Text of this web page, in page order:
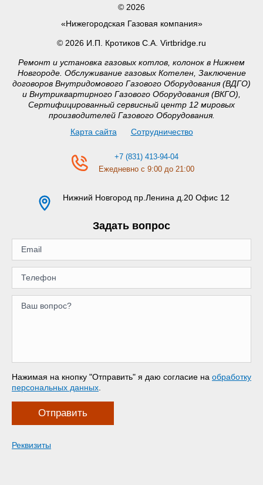
© 2026
«Нижегородская Газовая компания»
© 2026 И.П. Кротиков С.А. Virtbridge.ru
Ремонт и установка газовых котлов, колонок в Нижнем
Новгороде. Обслуживание газовых Котелен, Заключение
договоров Внутридомового Газового Оборудования (ВДГО)
и Внутриквартирного Газового Оборудования (ВКГО),
Сертифицированный сервисный центр 12 мировых
производителей Газового Оборудования.
Карта сайта
Сотрудничество
+7 (831) 413-94-04
Ежедневно с 9:00 до 21:00
Нижний Новгород пр.Ленина д.20 Офис 12
Задать вопрос
Нажимая на кнопку "Отправить" я даю согласие на обработку
персональных данных
Отправить
Реквизиты